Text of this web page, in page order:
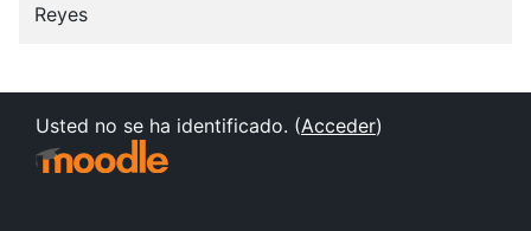
Reyes
Usted no se ha identificado. (Acceder)